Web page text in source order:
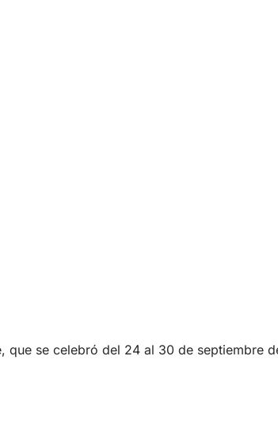
que se celebró del 24 al 30 de septiembre